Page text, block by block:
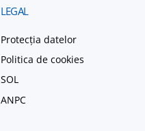
LEGAL
Protecția datelor
Politica de cookies
SOL
ANPC